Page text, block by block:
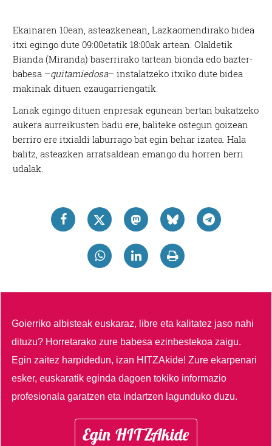
Ekainaren 10ean, asteazkenean, Lazkaomendirako bidea
itxi egingo dute 09:00etatik 18:00ak artean. Olaldetik
Bianda (Miranda) baserrirako tartean bionda edo bazter-
babesa –quitamiedosa– instalatzeko itxiko dute bidea
makinak dituen ezaugarriengatik.
Lanak egingo dituen enpresak egunean bertan bukatzeko
aukera aurreikusten badu ere, baliteke ostegun goizean
berriro ere itxialdi laburrago bat egin behar izatea. Hala
balitz, asteazken arratsaldean emango du horren berri
udalak.
Goierriko albisteak euskaraz, libre eta kalitatez jaso nahi
dituzu? Horretarako zure babesa ezinbestekoa zaigu.
Egin zaitez harpidedun, izan HITZAkide!Zure ekarpenari
esker, euskaratik eginda dagoen tokiko informazio
profesionala garatzen eta indartzen lagunduko duzu.
Egin HITZAkide